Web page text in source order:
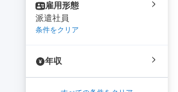
雇用形態
派遣社員
条件をクリア
年収